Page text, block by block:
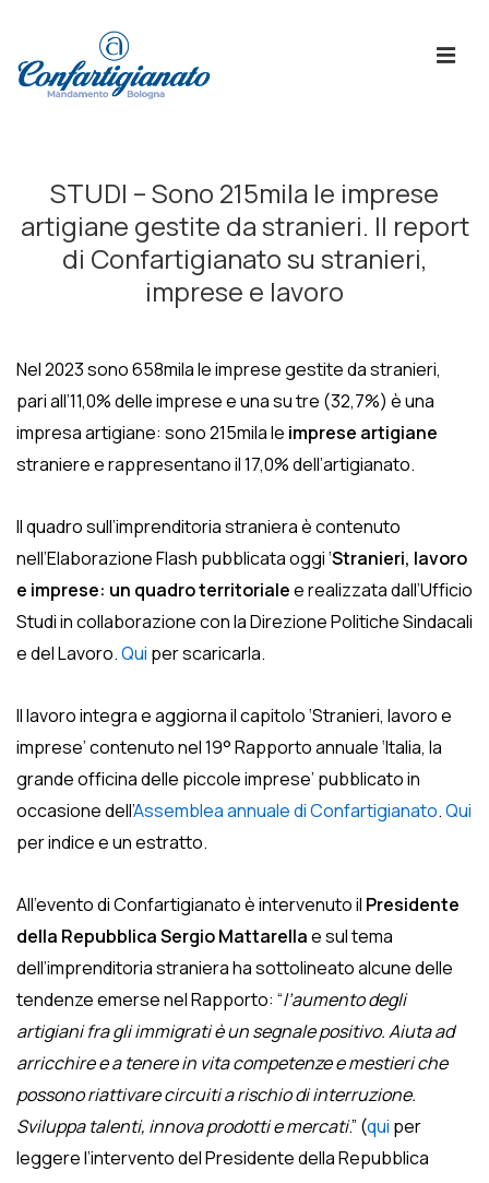
Principale
STUDI – Sono 215mila le imprese
artigiane gestite da stranieri. Il report
di Confartigianato su stranieri,
imprese e lavoro
Nel 2023 sono 658mila le imprese gestite da stranieri,
pari all’11,0% delle imprese e una su tre (32,7%) è una
impresa artigiane: sono 215mila le imprese artigiane
straniere e rappresentano il 17,0% dell’artigianato.
Il quadro sull’imprenditoria straniera è contenuto
nell’Elaborazione Flash pubblicata oggi ‘Stranieri, lavoro
e imprese: un quadro territorialee realizzata dall’Ufficio
Studi in collaborazione con la Direzione Politiche Sindacali
e del Lavoro.Qui per scaricarla.
Il lavoro integra e aggiorna il capitolo ‘Stranieri, lavoro e
imprese’ contenuto nel 19° Rapporto annuale ‘Italia, la
grande officina delle piccole imprese’ pubblicato in
occasione dell’Assemblea annuale di Confartigianato.Qui
per indice e un estratto.
All’evento di Confartigianato è intervenuto il Presidente
della Repubblica Sergio Mattarellae sul tema
dell’imprenditoria straniera ha sottolineato alcune delle
tendenze emerse nel Rapporto: “l’aumento degli
artigiani fra gli immigrati è un segnale positivo. Aiuta ad
arricchire e a tenere in vita competenze e mestieri che
possono riattivare circuiti a rischio di interruzione.
Sviluppa talenti, innova prodotti e mercati.” (qui per
leggere l’intervento del Presidente della Repubblica